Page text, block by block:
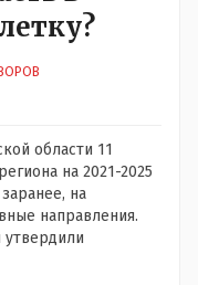
области 11
на 2021-2025
на
направления.
утвердили